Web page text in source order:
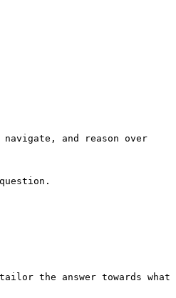
and reason over
the answer towards what